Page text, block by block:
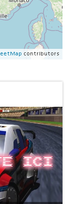
contributors
ici